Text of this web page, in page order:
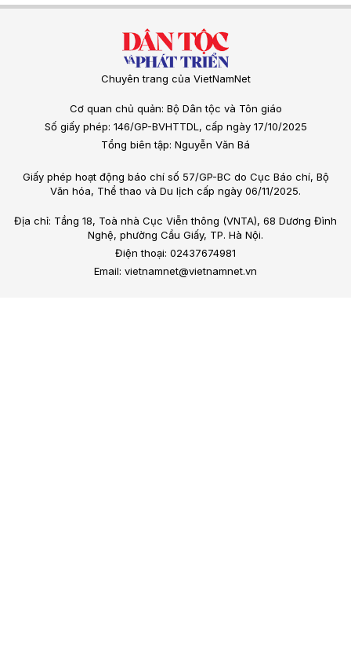
Chuyên trang của VietNamNet
Cơ quan chủ quản: Bộ Dân tộc và Tôn giáo
Số giấy phép: 146/GP-BVHTTDL, cấp ngày 17/10/2025
Tổng biên tập: Nguyễn Văn Bá
Giấy phép hoạt động báo chí số 57/GP-BC do Cục Báo chí, Bộ
Văn hóa, Thể thao và Du lịch cấp ngày 06/11/2025.
Địa chỉ: Tầng 18, Toà nhà Cục Viễn thông (VNTA), 68 Dương Đình
Nghệ, phường Cầu Giấy, TP. Hà Nội.
Điện thoại: 02437674981
Email: vietnamnet@vietnamnet.vn